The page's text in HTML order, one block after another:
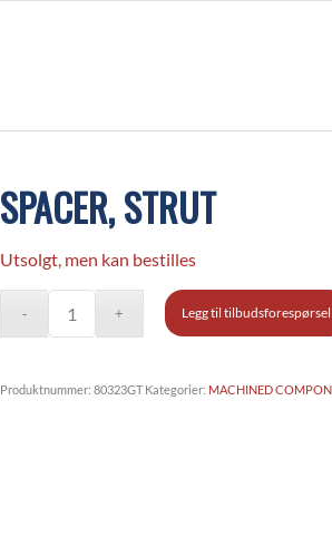
SPACER, STRUT
Utsolgt, men kan bestilles
Legg til tilbudsforespørsel
Produktnummer:80323GT Kategorier: MACHINED